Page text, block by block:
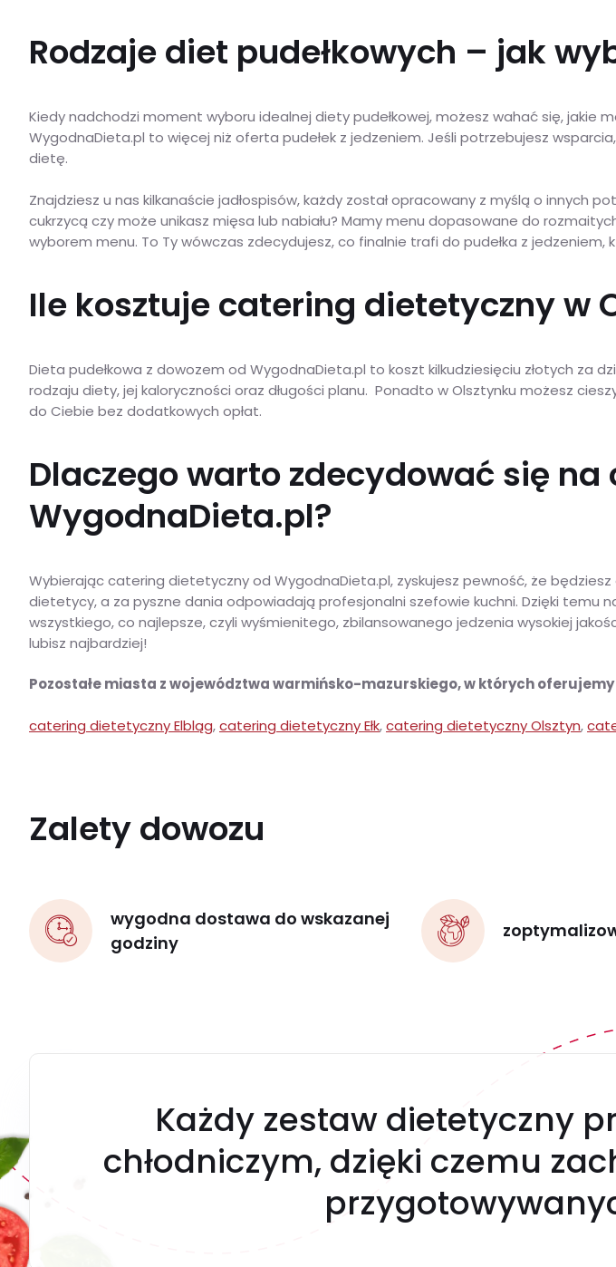
Rodzaje diet pudełkowych – jak
Kiedy nadchodzi moment wyboru idealnej diety pudełkowej, możesz wahać się, jakie
WygodnaDieta.pl to więcej niż oferta pudełek z jedzeniem. Jeśli potrzebujesz
dietę.
Znajdziesz u nas kilkanaście jadłospisów, każdy został opracowany z myślą o
cukrzycą czy może unikasz mięsa lub nabiału? Mamy menu dopasowane do
wyborem menu. To Ty wówczas zdecydujesz, co finalnie trafi do pudełka z
Ile kosztuje catering dietetyczny w
Dieta pudełkowa z dowozem od WygodnaDieta.pl to koszt kilkudziesięciu złotych za
rodzaju diety, jej kaloryczności oraz długości planu. Ponadto w Olsztynku możesz
do Ciebie bez dodatkowych opłat.
Dlaczego warto zdecydować się
WygodnaDieta.pl?
Wybierając catering dietetyczny od WygodnaDieta.pl, zyskujesz pewność, że
dietetycy, a za pyszne dania odpowiadają profesjonalni szefowie kuchni. Dzięki temu
wszystkiego, co najlepsze, czyli wyśmienitego, zbilansowanego jedzenia wysokiej
lubisz najbardziej!
Pozostałe miasta z województwa warmińsko-mazurskiego, w których
catering dietetyczny Elbląg,catering dietetyczny Ełk,catering dietetyczny Olsztyn,
Zalety dowozu
wygodna dostawa do wskazanej
godziny
Każdy zestaw dietetyczny
chłodniczym, dzięki czemu